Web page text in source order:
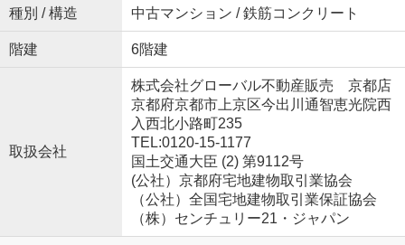
種別 / 構造 中古マンション / 鉄筋コンクリート
階建 6階建
取扱会社
株式会社グローバル不動産販売 京都店
京都府京都市上京区今出川通智恵光院西
入西北小路町235
TEL:0120-15-1177
国土交通大臣 (2) 第9112号
(公社）京都府宅地建物取引業協会
（公社）全国宅地建物取引業保証協会
（株）センチュリー21・ジャパン